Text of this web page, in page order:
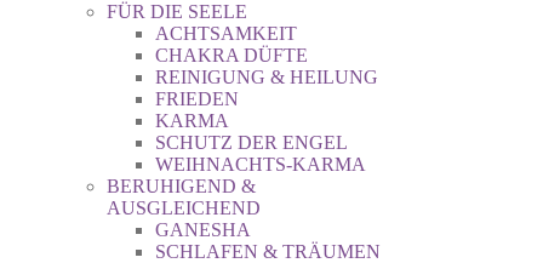
FÜR DIE SEELE
ACHTSAMKEIT
CHAKRA DÜFTE
REINIGUNG & HEILUNG
FRIEDEN
KARMA
SCHUTZ DER ENGEL
WEIHNACHTS-KARMA
BERUHIGEND &
AUSGLEICHEND
GANESHA
SCHLAFEN & TRÄUMEN